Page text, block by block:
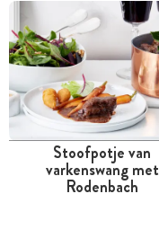
Meer dan 1 uur
Stoofpotje van
varkenswang met
Rodenbach